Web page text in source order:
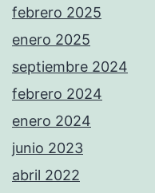
febrero 2025
enero 2025
septiembre 2024
febrero 2024
enero 2024
junio 2023
abril 2022